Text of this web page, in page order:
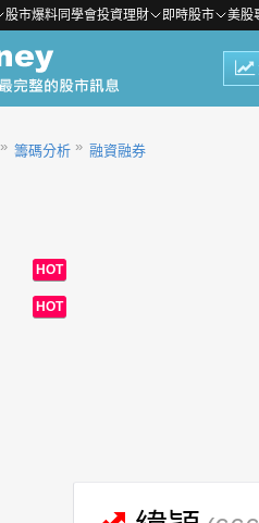
股市爆料同學會投資理財 即時股市 美股
籌碼分析 融資融券
HOT
HOT